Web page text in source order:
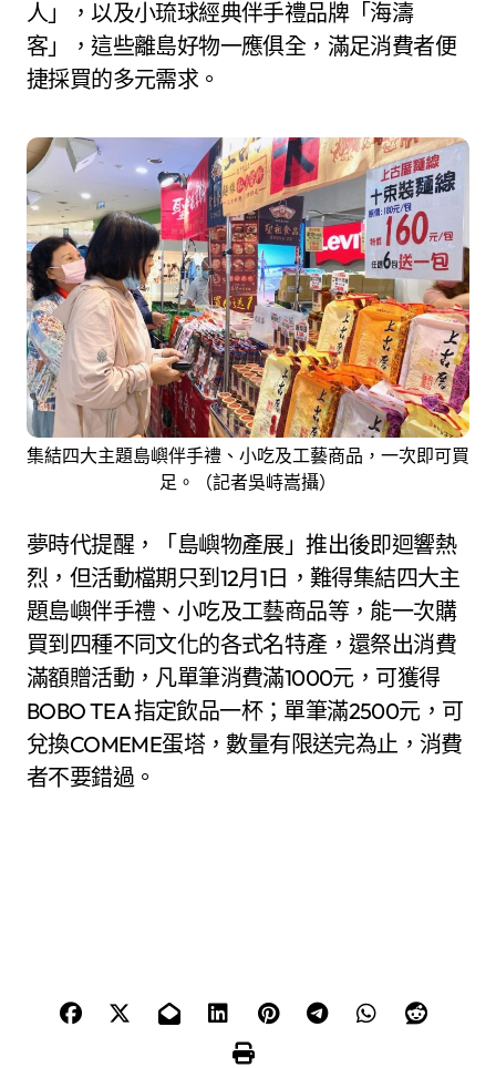
人」，以及小琉球經典伴手禮品牌「海濤
客」，這些離島好物一應俱全，滿足消費者便
捷採買的多元需求。
集結四大主題島嶼伴手禮、小吃及工藝商品，一次即可買
足。（記者吳峙嵩攝）
夢時代提醒，「島嶼物產展」推出後即迴響熱
烈，但活動檔期只到12月1日，難得集結四大主
題島嶼伴手禮、小吃及工藝商品等，能一次購
買到四種不同文化的各式名特產，還祭出消費
滿額贈活動，凡單筆消費滿1000元，可獲得
BOBO TEA 指定飲品一杯；單筆滿2500元，可
兌換COMEME蛋塔，數量有限送完為止，消費
者不要錯過。